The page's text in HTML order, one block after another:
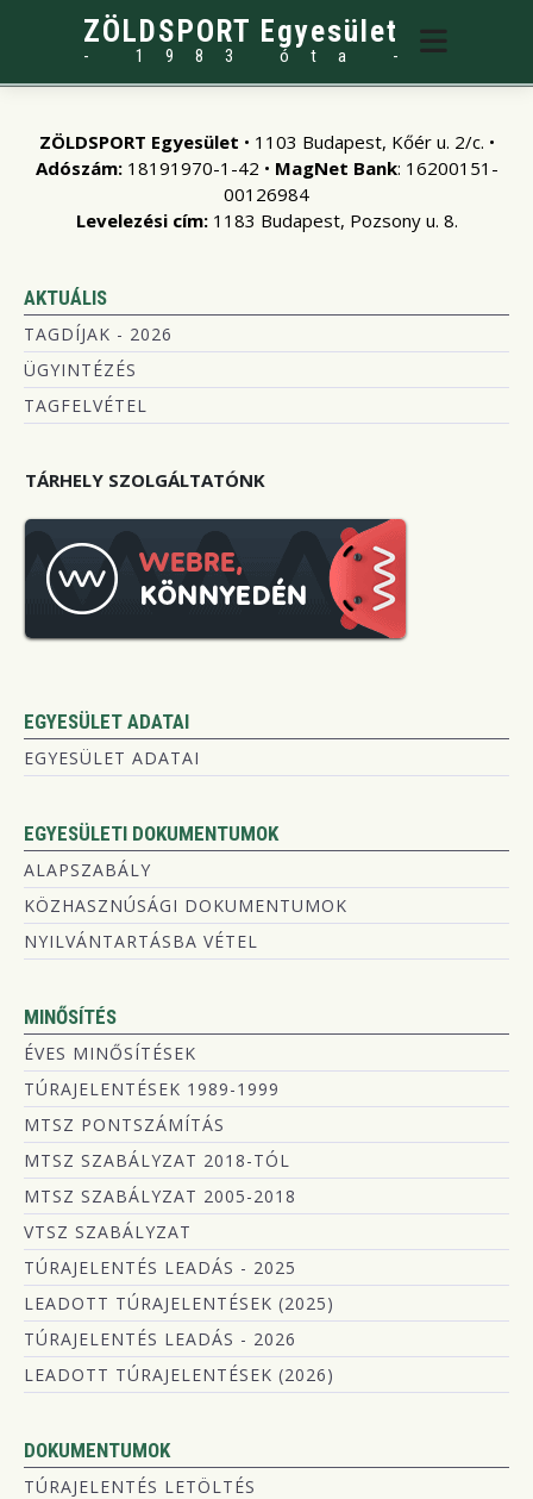
ZÖLDSPORT Egyesület
- 1983 óta -
ZÖLDSPORT Egyesület • 1103 Budapest, Kőér u. 2/c. •
Adószám:18191970-1-42 • MagNet Bank: 16200151-
00126984
Levelezési cím:1183 Budapest, Pozsony u. 8.
AKTUÁLIS
TAGDÍJAK - 2026
ÜGYINTÉZÉS
TAGFELVÉTEL
TÁRHELY SZOLGÁLTATÓNK
EGYESÜLET ADATAI
EGYESÜLET ADATAI
EGYESÜLETI DOKUMENTUMOK
ALAPSZABÁLY
KÖZHASZNÚSÁGI DOKUMENTUMOK
NYILVÁNTARTÁSBA VÉTEL
MINŐSÍTÉS
ÉVES MINŐSÍTÉSEK
TÚRAJELENTÉSEK 1989-1999
MTSZ PONTSZÁMÍTÁS
MTSZ SZABÁLYZAT 2018-TÓL
MTSZ SZABÁLYZAT 2005-2018
VTSZ SZABÁLYZAT
TÚRAJELENTÉS LEADÁS - 2025
LEADOTT TÚRAJELENTÉSEK (2025)
TÚRAJELENTÉS LEADÁS - 2026
LEADOTT TÚRAJELENTÉSEK (2026)
DOKUMENTUMOK
TÚRAJELENTÉS LETÖLTÉS